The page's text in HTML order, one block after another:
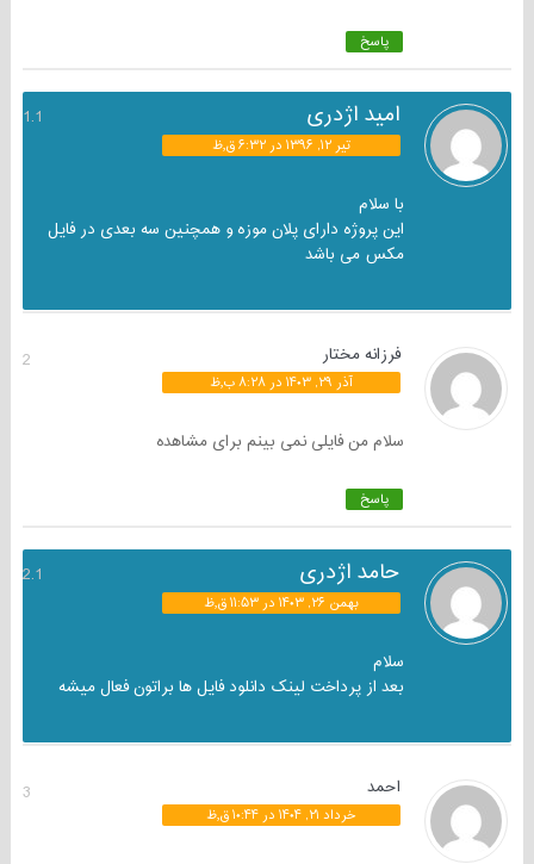
پاسخ
1.1 امید اژدری
تیر ۱۲, ۱۳۹۶ در ۶:۳۲ ق٫ظ
با سلام
این پروژه دارای پلان موزه و همچنین سه بعدی در فایل
مکس می باشد
2 فرزانه مختار
آذر ۲۹, ۱۴۰۳ در ۸:۲۸ ب٫ظ
سلام من فایلی نمی بینم برای مشاهده
پاسخ
2.1 حامد اژدری
بهمن ۲۶, ۱۴۰۳ در ۱۱:۵۳ ق٫ظ
سلام
بعد از پرداخت لینک دانلود فایل ها براتون فعال میشه
3 احمد
خرداد ۲۱, ۱۴۰۴ در ۱۰:۴۴ ق٫ظ